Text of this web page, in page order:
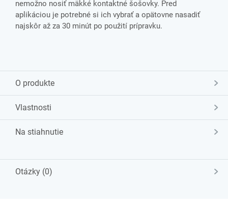
nemožno nosiť mäkké kontaktné šošovky. Pred
aplikáciou je potrebné si ich vybrať a opätovne nasadiť
najskôr až za 30 minút po použití prípravku.
O produkte
Vlastnosti
Na stiahnutie
Otázky (0)